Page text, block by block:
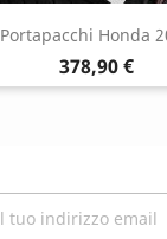
Portapacchi Honda
Prezzo
378,90 €